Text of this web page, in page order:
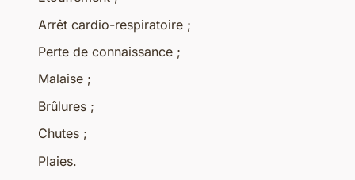
Arrêt cardio-respiratoire ;
Perte de connaissance ;
Malaise ;
Brûlures ;
Chutes ;
Plaies.